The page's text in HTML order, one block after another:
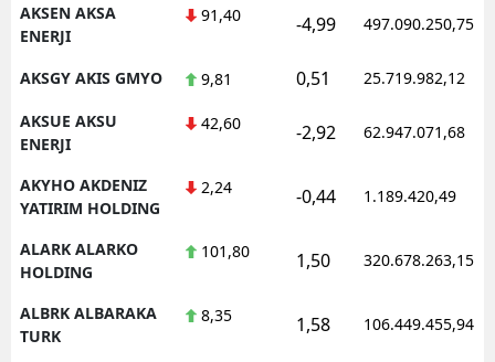
AKSEN AKSA
ENERJI
91,40 -4,99 497.090.250,75
AKSGY AKIS GMYO 9,81 0,51 25.719.982,12
AKSUE AKSU
ENERJI
42,60 -2,92 62.947.071,68
AKYHO AKDENIZ
YATIRIM HOLDING
2,24 -0,44 1.189.420,49
ALARK ALARKO
HOLDING
101,80 1,50 320.678.263,15
ALBRK ALBARAKA
TURK
8,35 1,58 106.449.455,94